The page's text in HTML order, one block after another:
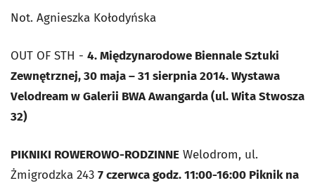
Not. Agnieszka Kołodyńska
OUT OF STH - 4. Międzynarodowe Biennale Sztuki
Zewnętrznej, 30 maja – 31 sierpnia 2014. Wystawa
Velodream w Galerii BWA Awangarda (ul. Wita Stwosza
32)
PIKNIKI ROWEROWO-RODZINNE Welodrom, ul.
Żmigrodzka 243 7 czerwca godz. 11:00-16:00 Piknik na